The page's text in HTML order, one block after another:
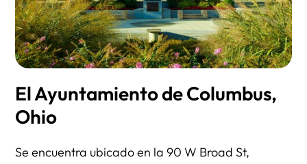
El Ayuntamiento de Columbus,
Ohio
Se encuentra ubicado en la 90 W Broad St,